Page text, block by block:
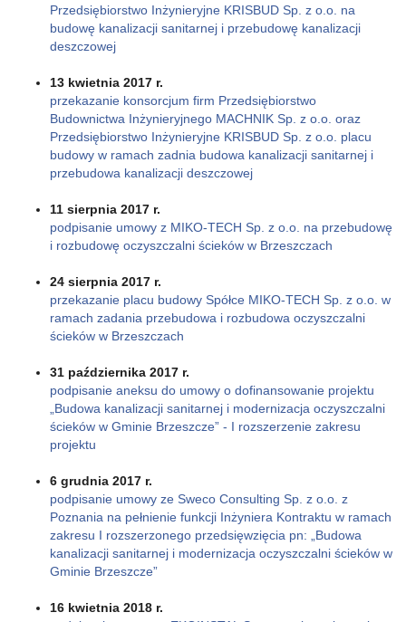
Przedsiębiorstwo Inżynieryjne KRISBUD Sp. z o.o. na
budowę kanalizacji sanitarnej i przebudowę kanalizacji
deszczowej
13 kwietnia 2017 r.
przekazanie konsorcjum firm Przedsiębiorstwo
Budownictwa Inżynieryjnego MACHNIK Sp. z o.o. oraz
Przedsiębiorstwo Inżynieryjne KRISBUD Sp. z o.o. placu
budowy w ramach zadnia budowa kanalizacji sanitarnej i
przebudowa kanalizacji deszczowej
11 sierpnia 2017 r.
podpisanie umowy z MIKO-TECH Sp. z o.o. na przebudowę
i rozbudowę oczyszczalni ścieków w Brzeszczach
24 sierpnia 2017 r.
przekazanie placu budowy Spółce MIKO-TECH Sp. z o.o. w
ramach zadania przebudowa i rozbudowa oczyszczalni
ścieków w Brzeszczach
31 października 2017 r.
podpisanie aneksu do umowy o dofinansowanie projektu
„Budowa kanalizacji sanitarnej i modernizacja oczyszczalni
ścieków w Gminie Brzeszcze” - I rozszerzenie zakresu
projektu
6 grudnia 2017 r.
podpisanie umowy ze Sweco Consulting Sp. z o.o. z
Poznania na pełnienie funkcji Inżyniera Kontraktu w ramach
zakresu I rozszerzonego przedsięwzięcia pn: „Budowa
kanalizacji sanitarnej i modernizacja oczyszczalni ścieków w
Gminie Brzeszcze”
16 kwietnia 2018 r.